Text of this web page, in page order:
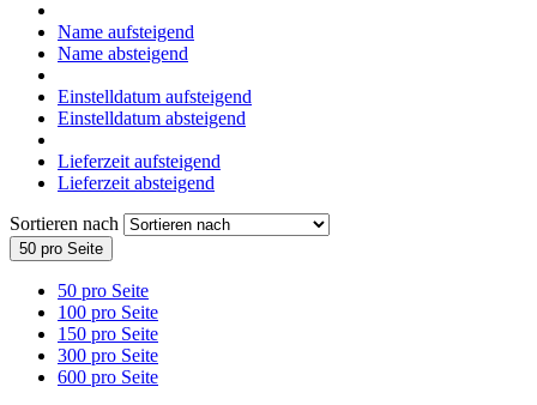
Name aufsteigend
Name absteigend
Einstelldatum aufsteigend
Einstelldatum absteigend
Lieferzeit aufsteigend
Lieferzeit absteigend
Sortieren nach
50 pro Seite
50 pro Seite
100 pro Seite
150 pro Seite
300 pro Seite
600 pro Seite